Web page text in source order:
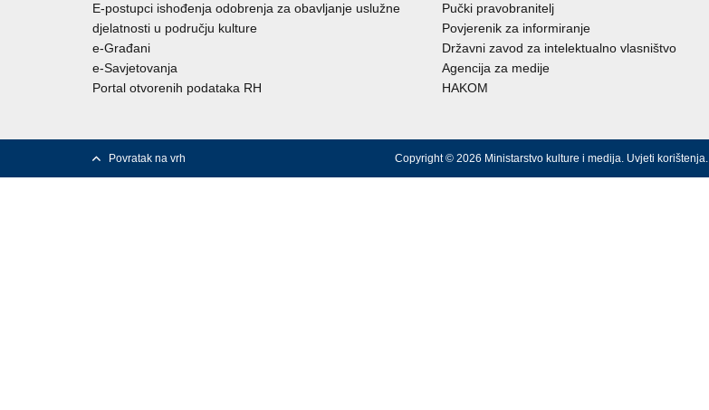
E-postupci ishođenja odobrenja za obavljanje uslužne
djelatnosti u području kulture
e-Građani
e-Savjetovanja
Portal otvorenih podataka RH
Pučki pravobranitelj
Povjerenik za informiranje
Državni zavod za intelektualno vlasništvo
Agencija za medije
HAKOM
Povratak na vrh Copyright © 2026 Ministarstvo kulture i medija. Uvjeti korištenja.